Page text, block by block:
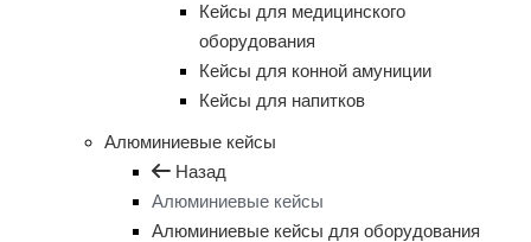
Кейсы для медицинского
оборудования
Кейсы для конной амуниции
Кейсы для напитков
Алюминиевые кейсы
Назад
Алюминиевые кейсы
Алюминиевые кейсы для оборудования